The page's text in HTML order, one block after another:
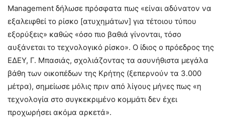
Management δήλωσε πρόσφατα πως «είναι αδύνατον να
εξαλειφθεί το ρίσκο [ατυχημάτων] για τέτοιου τύπου
εξορύξεις» καθώς «όσο πιο βαθιά γίνονται, τόσο
αυξάνεται το τεχνολογικό ρίσκο». Ο ίδιος ο πρόεδρος της
ΕΔΕΥ, Γ. Μπασιάς, σχολιάζοντας τα ασυνήθιστα μεγάλα
βάθη των οικοπέδων της Κρήτης (ξεπερνούν τα 3.000
μέτρα), σηµείωσε μόλις πριν από λίγους μήνες πως «η
τεχνολογία στο συγκεκριμένο κομμάτι δεν έχει
προχωρήσει ακόμα αρκετά».